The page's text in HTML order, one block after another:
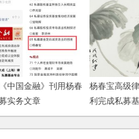
中国金融》刊用杨春
实务文章
杨春宝高级
利完成私募